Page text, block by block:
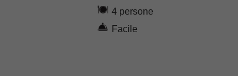
4 persone
Facile